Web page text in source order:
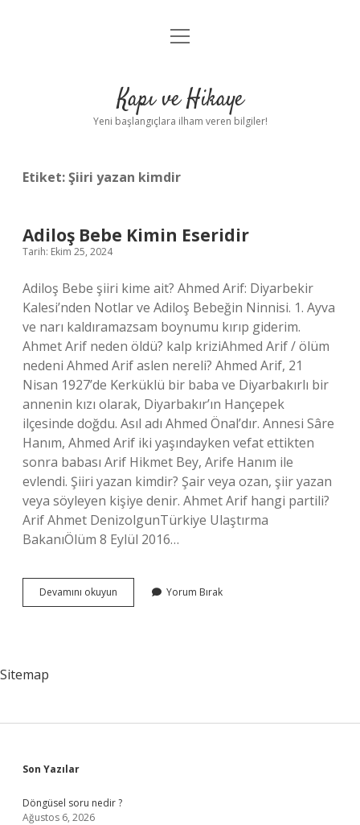
Anasayfa
Yasal Uyarı
menüyü
Kapı ve Hikaye
Yeni başlangıçlara ilham veren bilgiler!
Etiket:Şiiri yazan kimdir
Adiloş Bebe Kimin Eseridir
Tarih: Ekim 25, 2024
Adiloş Bebe şiiri kime ait? Ahmed Arif: Diyarbekir
Kalesi’nden Notlar ve Adiloş Bebeğin Ninnisi. 1. Ayva
ve narı kaldıramazsam boynumu kırıp giderim.
Ahmet Arif neden öldü? kalp kriziAhmed Arif / ölüm
nedeni Ahmed Arif aslen nereli? Ahmed Arif, 21
Nisan 1927’de Kerküklü bir baba ve Diyarbakırlı bir
annenin kızı olarak, Diyarbakır’ın Hançepek
ilçesinde doğdu. Asıl adı Ahmed Önal’dır. Annesi Sâre
Hanım, Ahmed Arif iki yaşındayken vefat ettikten
sonra babası Arif Hikmet Bey, Arife Hanım ile
evlendi. Şiiri yazan kimdir? Şair veya ozan, şiir yazan
veya söyleyen kişiye denir. Ahmet Arif hangi partili?
Arif Ahmet DenizolgunTürkiye Ulaştırma
BakanıÖlüm 8 Eylül 2016…
Devamını okuyun
Bebe
Yorum Bırak
Sitemap
Sidebar
Son Yazılar
Döngüsel soru nedir ?
Ağustos 6, 2026